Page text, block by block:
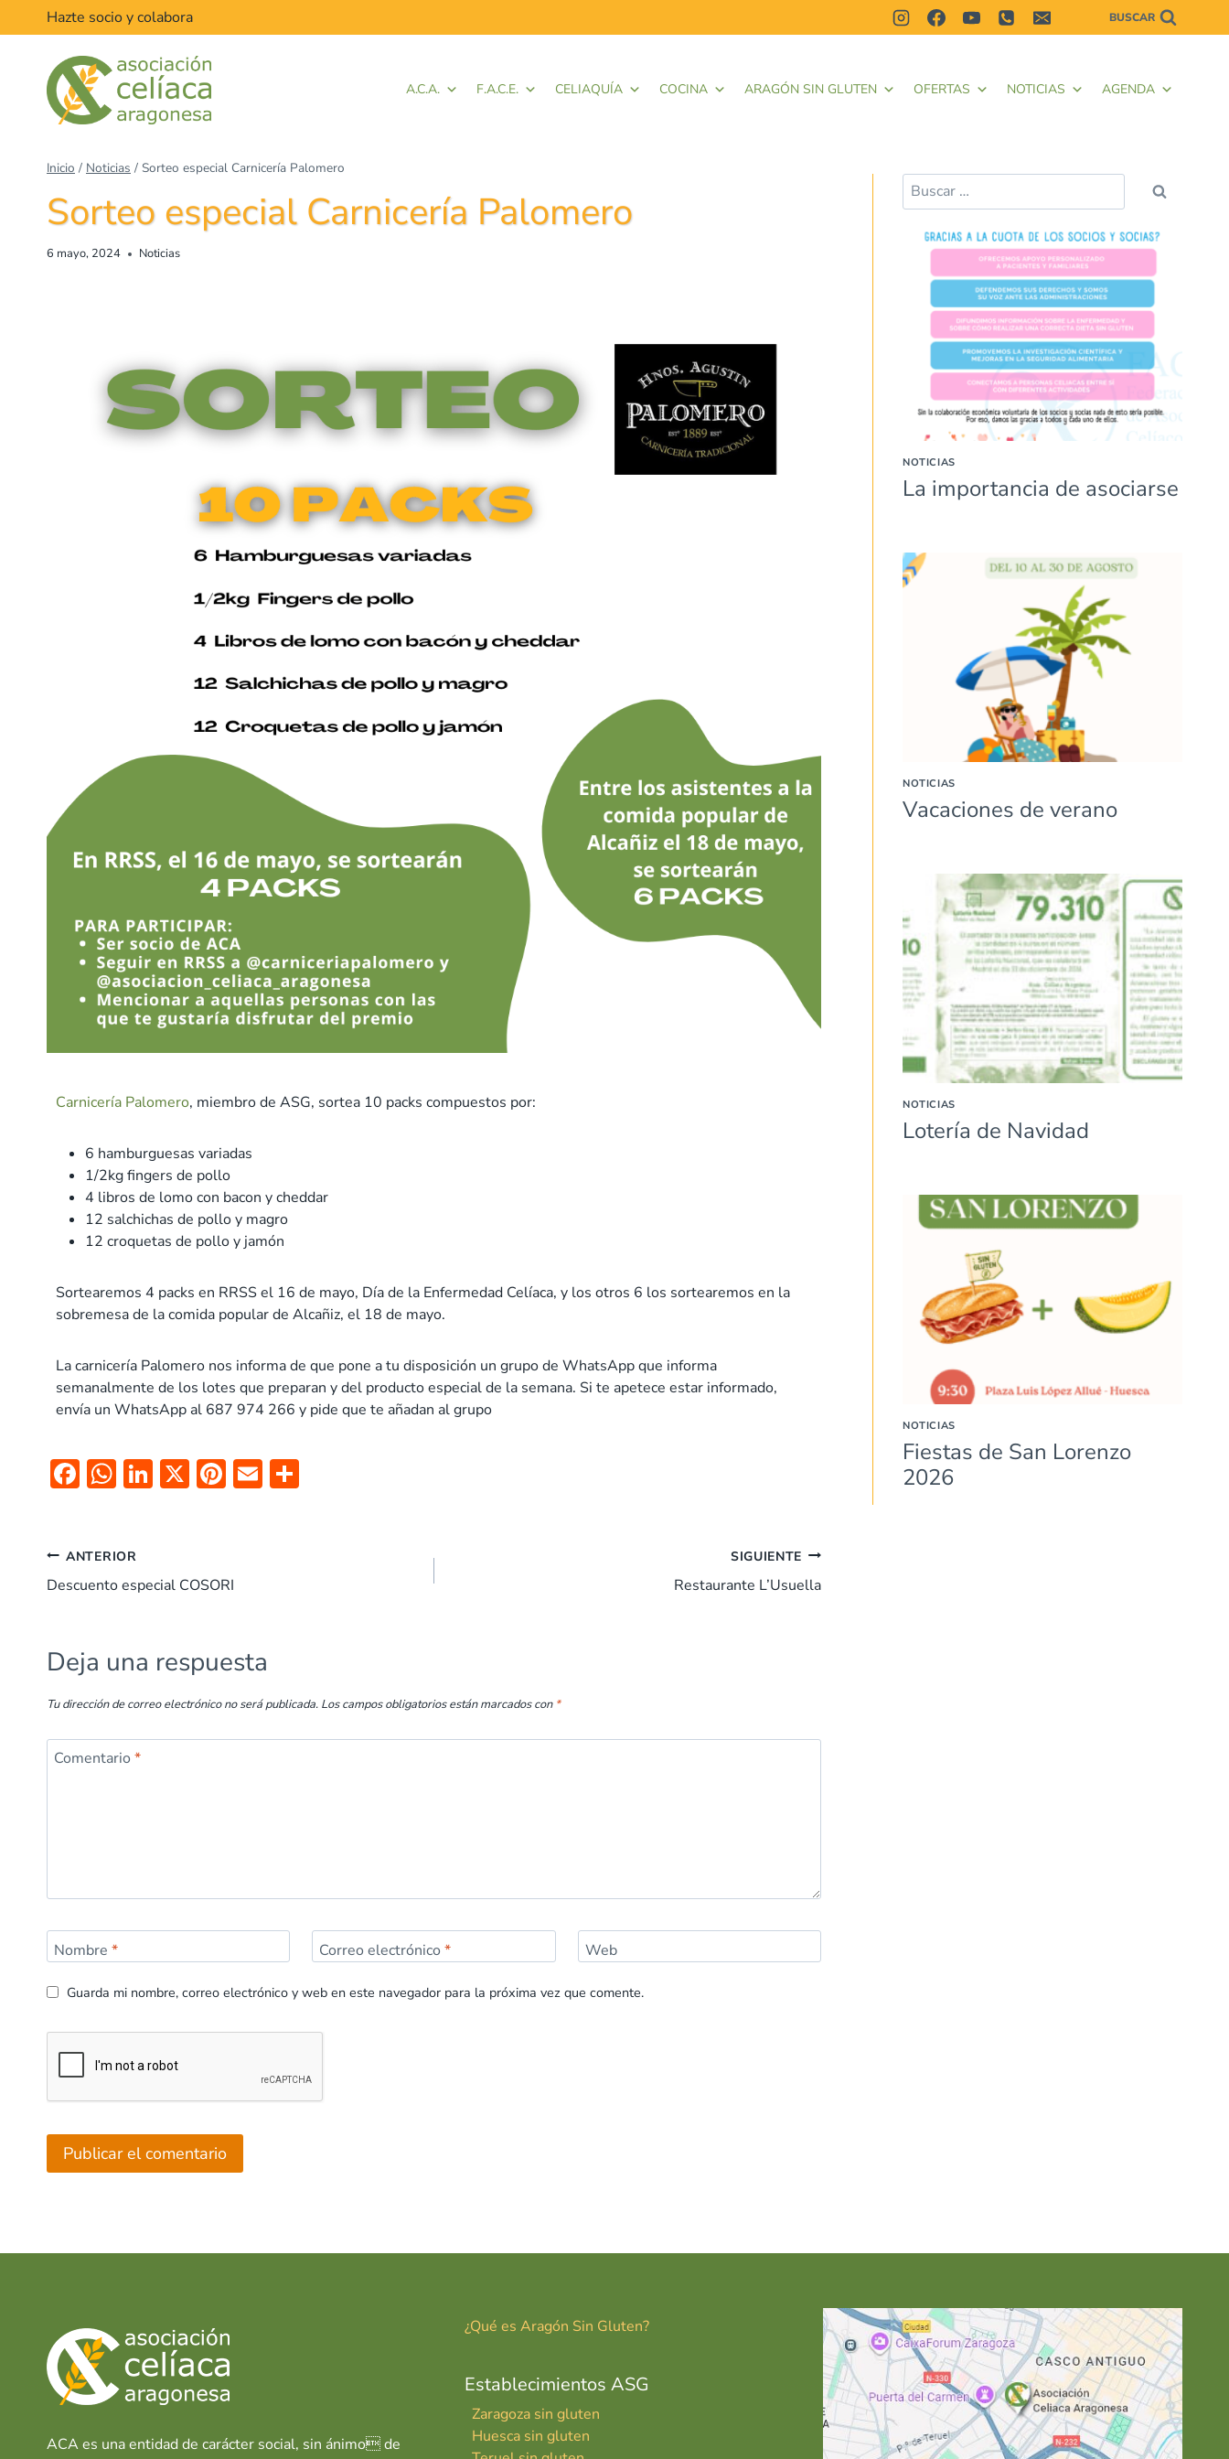
Hazte socio y colabora BUSCAR
A.C.A. F.A.C.E. CELIAQUÍA COCINA ARAGÓN SIN GLUTEN OFERTAS NOTICIAS AGENDA
Inicio / Noticias / Sorteo especial Carnicería Palomero
Sorteo especial Carnicería Palomero
6 mayo, 2024 Noticias
Carnicería Palomero, miembro de ASG, sortea 10 packs compuestos por:
6 hamburguesas variadas
1/2kg fingers de pollo
4 libros de lomo con bacon y cheddar
12 salchichas de pollo y magro
12 croquetas de pollo y jamón
Sortearemos 4 packs en RRSS el 16 de mayo, Día de la Enfermedad Celíaca, y los otros 6 los sortearemos en la
sobremesa de la comida popular de Alcañiz, el 18 de mayo.
La carnicería Palomero nos informa de que pone a tu disposición un grupo de WhatsApp que informa
semanalmente de los lotes que preparan y del producto especial de la semana. Si te apetece estar informado,
envía un WhatsApp al 687 974 266 y pide que te añadan al grupo
F
ac
b
o
k
W
h
s
A
p
Li
n
dI
X Pi
nt
t
E
m
ANTERIOR
Descuento especial COSORI
SIGUIENTE
Restaurante L’Usuella
Deja una respuesta
Tu dirección de correo electrónico no será publicada. Los campos obligatorios están marcados con *
Comentario *
Nombre * Correo electrónico* Web
Guarda mi nombre, correo electrónico y web en este navegador para la próxima vez que comente.
NOTICIAS
La importancia de asociarse
NOTICIAS
Vacaciones de verano
NOTICIAS
Lotería de Navidad
NOTICIAS
Fiestas de San Lorenzo
2026
ACA es una entidad de carácter social, sin ánimo de
¿Qué es Aragón Sin Gluten?
Establecimientos ASG
Zaragoza sin gluten
Huesca sin gluten